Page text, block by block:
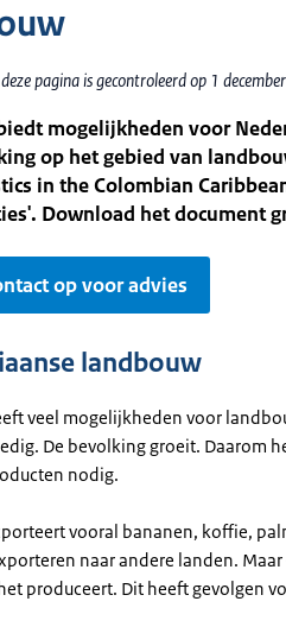
pagina is gecontroleerd op 1
mogelijkheden voor
op het gebied van
in the Colombian
Download het document
op voor advies
landbouw
veel mogelijkheden voor
De bevolking groeit. Daarom
nodig.
vooral bananen, koffie,
naar andere landen.
produceert. Dit heeft gevolgen